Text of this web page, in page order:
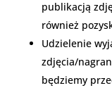
publikacją
również
Udzielenie
zdjęcia/
będziemy